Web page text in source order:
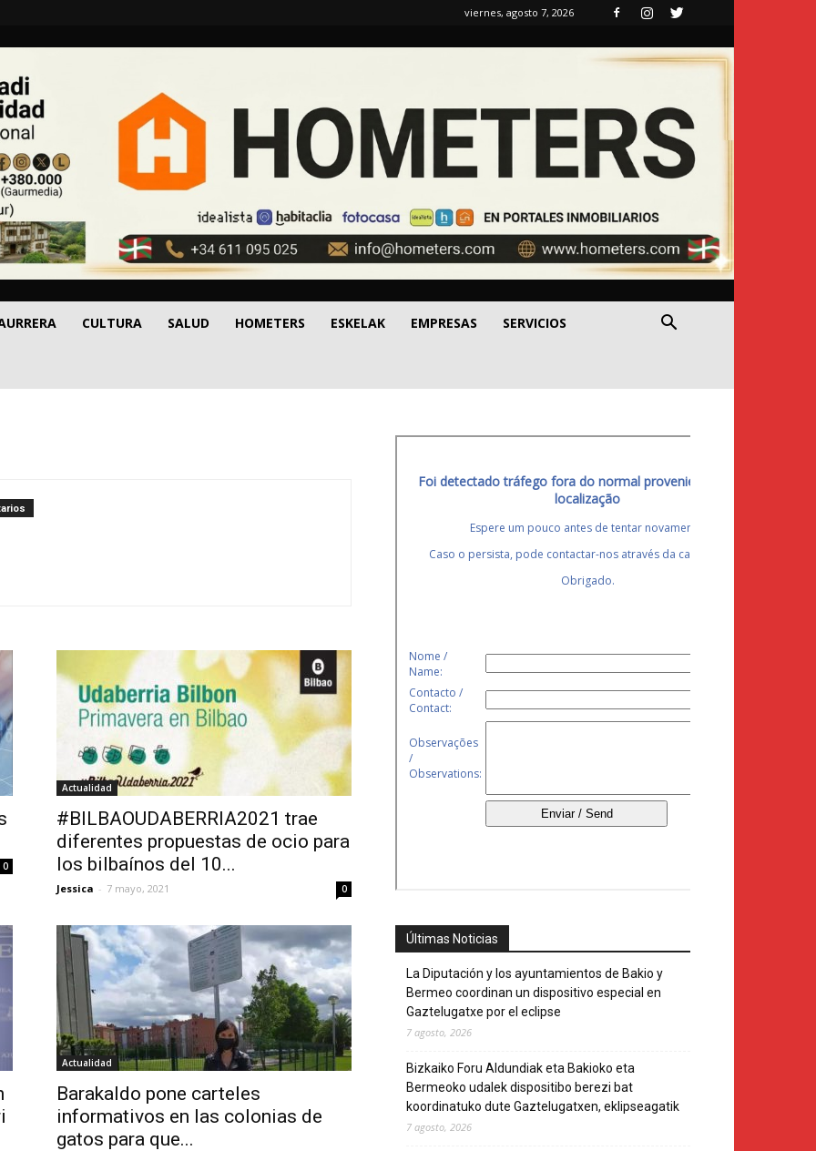
viernes, agosto 7, 2026
CULTURA SALUD HOMETERS ESKELAK EMPRESAS SERVICIOS
0
Actualidad
#BILBAOUDABERRIA2021 trae
diferentes propuestas de ocio para
los bilbaínos del 10...
Jessica - 7 mayo, 2021 0
Actualidad
Barakaldo pone carteles
informativos en las colonias de
gatos para que...
Últimas Noticias
La Diputación y los ayuntamientos de Bakio y
Bermeo coordinan un dispositivo especial en
Gaztelugatxe por el eclipse
7 agosto, 2026
Bizkaiko Foru Aldundiak eta Bakioko eta
Bermeoko udalek dispositibo berezi bat
koordinatuko dute Gaztelugatxen, eklipseagatik
7 agosto, 2026